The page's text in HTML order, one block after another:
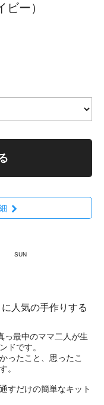
ー）
SUN
人気の手作りする
っ最中のママ二人が生
ドです。
ったこと、思ったこ
。
すだけの簡単なキット